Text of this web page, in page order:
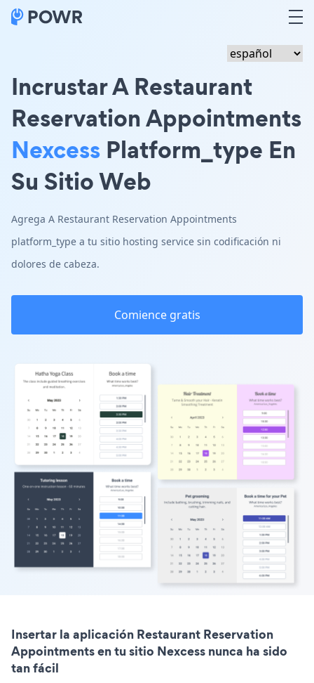
Incrustar A Restaurant
Reservation Appointments
Nexcess Platform_type En
Su Sitio Web
Agrega A Restaurant Reservation Appointments
platform_type a tu sitio hosting service sin codificación ni
dolores de cabeza.
Comience gratis
Insertar la aplicación Restaurant Reservation
Appointments en tu sitio Nexcess nunca ha sido
tan fácil